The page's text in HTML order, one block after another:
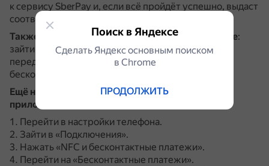
к сервису SberPay и, если всё пройдёт успешно, выдаст
соответствующее сообщение.
Также необходимо активировать NFC в телефоне:
зайти в «Настройки», выбрать «Подключения» и
передвинуть ползунок вправо напротив «NFC и
бесконтактные платежи».
Ещё нужно сделать SberPay приоритетным
приложением бесконтактной оплаты
Перейти в настройки телефона.
Зайти в «Подключения».
Нажать «NFC и бесконтактные платежи».
Перейти на «Бесконтактные платежи».
Поиск в Яндексе
Сделать Яндекс основным поиском
в Сhrome
ПРОДОЛЖИТЬ